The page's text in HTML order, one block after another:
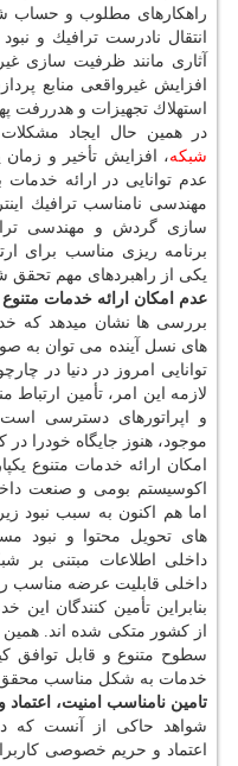
راهكارهای مطلوب و حساب
انتقال نادرست ترافیك و
آثاری مانند ظرفیت سازی
افزایش غیرواقعی منابع
استهلاك تجهیزات و هدررفت
در همین حال ایجاد
شبكه، افزایش تأخیر و زمان
عدم توانایی در ارائه
مهندسی نامناسب ترافیك
سازی گردش و مهندسی
برنامه ریزی مناسب برای
یكی از راهبردهای مهم
عدم امكان ارائه خدمات متنوع
بررسی ها نشان میدهد كه
های نسل آینده می توان به
توانایی امروز در دنیا در
لازمه این امر، تأمین ارتباط
و اپراتورهای دسترسی
موجود، هنوز جایگاه خودرا
امكان ارائه خدمات متنوع
اكوسیستم بومی و صنعت
اما هم اكنون به سبب نبود
های تحویل محتوا و نبود
داخلی اطلاعات مبتنی بر
داخلی قابلیت عرضه مناسب را
بنابراین تأمین كنندگان
از كشور متكی شده اند.
سطوح متنوع و قابل توافق
خدمات به شكل مناسب
تامین نامناسب امنیت،
شواهد حاكی از آنست كه
اعتماد و حریم خصوصی